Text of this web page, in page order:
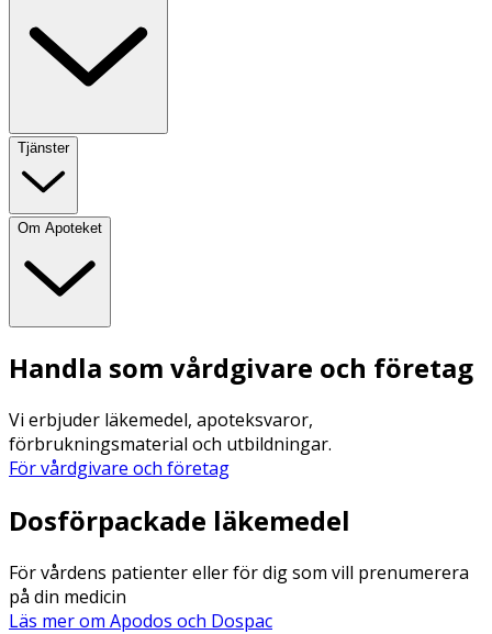
Tjänster
Om Apoteket
Handla som vårdgivare och företag
Vi erbjuder läkemedel, apoteksvaror,
förbrukningsmaterial och utbildningar.
För vårdgivare och företag
Dosförpackade läkemedel
För vårdens patienter eller för dig som vill prenumerera
på din medicin
Läs mer om Apodos och Dospac